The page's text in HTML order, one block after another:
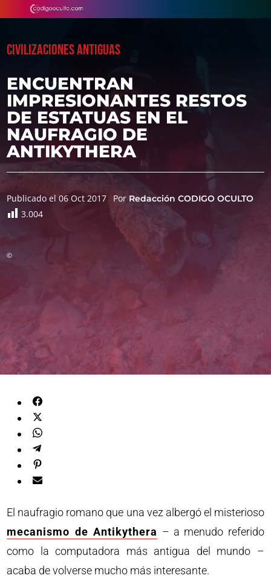
CIVILIZACIONES ANTIGUAS
ENCUENTRAN
IMPRESIONANTES RESTOS
DE ESTATUAS EN EL
NAUFRAGIO DE
ANTIKYTHERA
Publicado el 06 Oct 2017 Por Redacción CODIGO OCULTO
3.004
©
El naufragio romano que una vez albergó el misterioso
mecanismo de Antikythera – a menudo referido
como la computadora más antigua del mundo –
acaba de volverse mucho más interesante.